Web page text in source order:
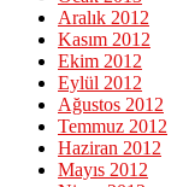
Aralık 2012
Kasım 2012
Ekim 2012
Eylül 2012
Ağustos 2012
Temmuz 2012
Haziran 2012
Mayıs 2012